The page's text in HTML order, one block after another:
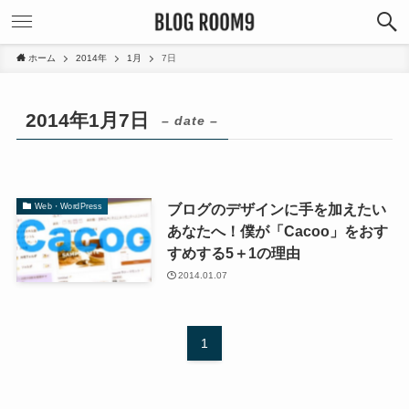
ホーム 2014年 1月 7日
2014年1月7日 – date –
Web・WordPress
ブログのデザインに手を加えたい
あなたへ！僕が「Cacoo」をおす
すめする5＋1の理由
2014.01.07
1